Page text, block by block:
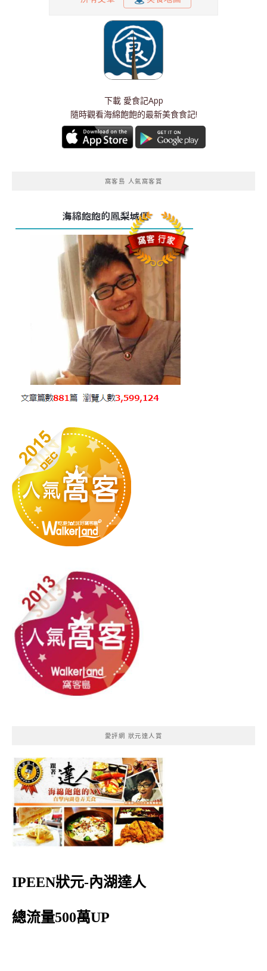
下載 愛食記App
隨時觀看海綿飽飽的最新美食食記!
窩客島 人氣窩客賞
愛評網 狀元達人賞
IPEEN狀元-內湖達人
總流量500萬UP